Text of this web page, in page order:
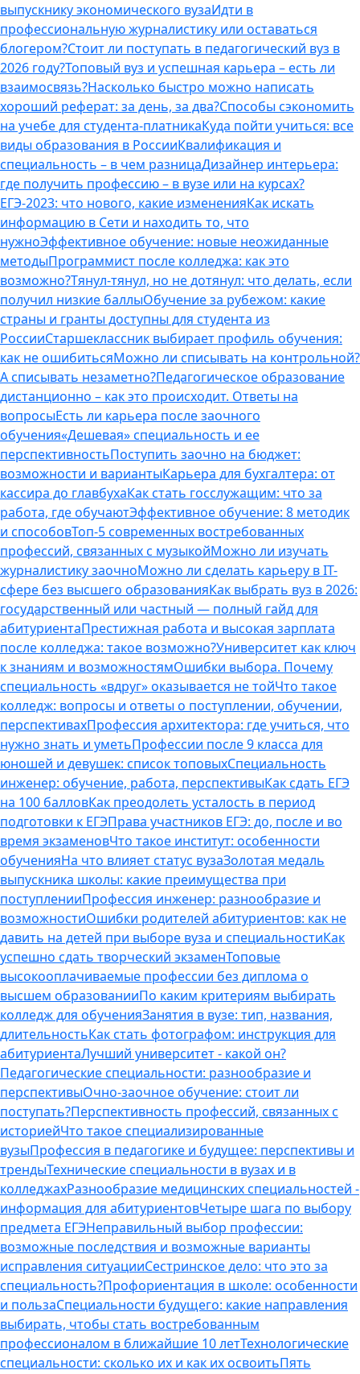
выпускнику экономического вузаИдти в
профессиональную журналистику или оставаться
блогером?Стоит ли поступать в педагогический вуз в
2026 году?Топовый вуз и успешная карьера – есть ли
взаимосвязь?Насколько быстро можно написать
хороший реферат: за день, за два?Способы сэкономить
на учебе для студента-платникаКуда пойти учиться: все
виды образования в РоссииКвалификация и
специальность – в чем разницаДизайнер интерьера:
где получить профессию – в вузе или на курсах?
ЕГЭ-2023: что нового, какие измененияКак искать
информацию в Сети и находить то, что
нужноЭффективное обучение: новые неожиданные
методыПрограммист после колледжа: как это
возможно?Тянул-тянул, но не дотянул: что делать, если
получил низкие баллыОбучение за рубежом: какие
страны и гранты доступны для студента из
РоссииСтаршеклассник выбирает профиль обучения:
как не ошибитьсяМожно ли списывать на контрольной?
А списывать незаметно?Педагогическое образование
дистанционно – как это происходит. Ответы на
вопросыЕсть ли карьера после заочного
обучения«Дешевая» специальность и ее
перспективностьПоступить заочно на бюджет:
возможности и вариантыКарьера для бухгалтера: от
кассира до главбухаКак стать госслужащим: что за
работа, где обучаютЭффективное обучение: 8 методик
и способовТоп-5 современных востребованных
профессий, связанных с музыкойМожно ли изучать
журналистику заочноМожно ли сделать карьеру в IT-
сфере без высшего образованияКак выбрать вуз в 2026:
государственный или частный — полный гайд для
абитуриентаПрестижная работа и высокая зарплата
после колледжа: такое возможно?Университет как ключ
к знаниям и возможностямОшибки выбора. Почему
специальность «вдруг» оказывается не тойЧто такое
колледж: вопросы и ответы о поступлении, обучении,
перспективахПрофессия архитектора: где учиться, что
нужно знать и уметьПрофессии после 9 класса для
юношей и девушек: список топовыхСпециальность
инженер: обучение, работа, перспективыКак сдать ЕГЭ
на 100 балловКак преодолеть усталость в период
подготовки к ЕГЭПрава участников ЕГЭ: до, после и во
время экзаменовЧто такое институт: особенности
обученияНа что влияет статус вузаЗолотая медаль
выпускника школы: какие преимущества при
поступленииПрофессия инженер: разнообразие и
возможностиОшибки родителей абитуриентов: как не
давить на детей при выборе вуза и специальностиКак
успешно сдать творческий экзаменТоповые
высокооплачиваемые профессии без диплома о
высшем образованииПо каким критериям выбирать
колледж для обученияЗанятия в вузе: тип, названия,
длительностьКак стать фотографом: инструкция для
абитуриентаЛучший университет - какой он?
Педагогические специальности: разнообразие и
перспективыОчно-заочное обучение: стоит ли
поступать?Перспективность профессий, связанных с
историейЧто такое специализированные
вузыПрофессия в педагогике и будущее: перспективы и
трендыТехнические специальности в вузах и в
колледжахРазнообразие медицинских специальностей -
информация для абитуриентовЧетыре шага по выбору
предмета ЕГЭНеправильный выбор профессии:
возможные последствия и возможные варианты
исправления ситуацииСестринское дело: что это за
специальность?Профориентация в школе: особенности
и пользаСпециальности будущего: какие направления
выбирать, чтобы стать востребованным
профессионалом в ближайшие 10 летТехнологические
специальности: сколько их и как их освоитьПять